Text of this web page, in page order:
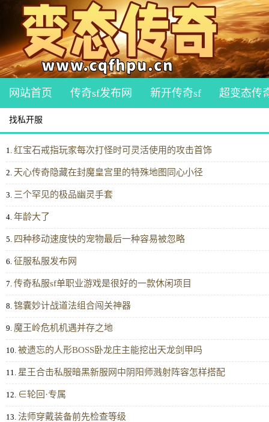
网站首页 传奇sf发布网 新开传奇sf 超变态传
找私开服
1. 红宝石戒指玩家每次打怪时可灵活使用的攻击首饰
2. 天心传奇隐藏在封魔皇宫里的特殊地图同心小径
3. 三个罕见的极品幽灵手套
4. 年龄大了
5. 四种移动速度快的宠物最后一种容易被忽略
6. 征服私服发布网
7. 传奇私服sf单职业游戏是很好的一款休闲项目
8. 锦囊妙计战道法组合闯关神器
9. 魔王岭危机机遇并存之地
10. 被遗忘的人形BOSS卧龙庄主能挖出天龙剑甲吗
11. 星王合击私服暗黑新服网中阴阳师溅射阵容怎样搭配
12. ∈轮回·专属
13. 法师穿戴装备前先检查等级